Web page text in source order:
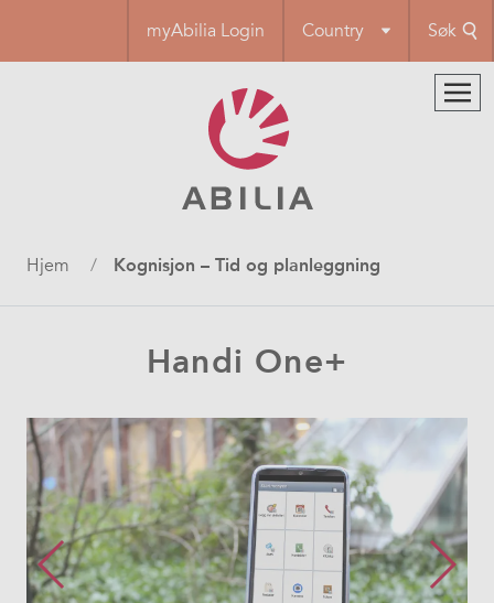
hovedinnhold
myAbilia Login Country Søk
Navigasjonssti
Hjem Kognisjon – Tid og planleggning
Handi One+